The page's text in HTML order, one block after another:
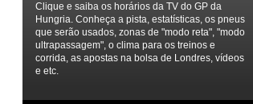
Clique e saiba os horários da TV do GP da
Hungria. Conheça a pista, estatísticas, os pneus
que serão usados, zonas de "modo reta", "modo
ultrapassagem", o clima para os treinos e
corrida, as apostas na bolsa de Londres, vídeos
e etc.